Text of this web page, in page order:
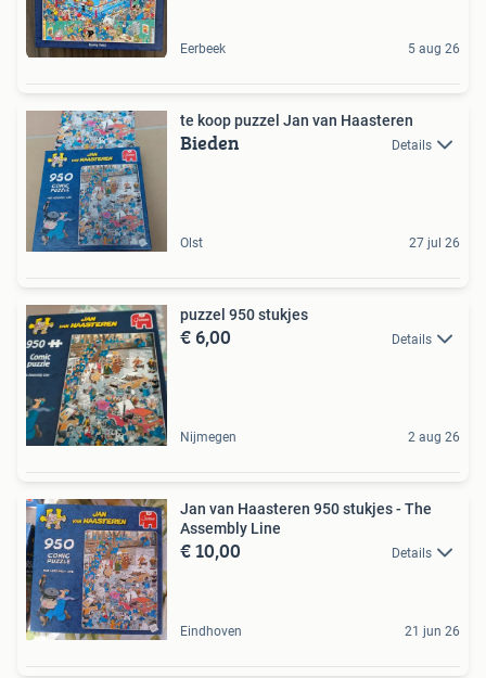
Eerbeek 5 aug 26
te koop puzzel Jan van Haasteren
Bieden Details
Olst 27 jul 26
puzzel 950 stukjes
€ 6,00 Details
Nijmegen 2 aug 26
Jan van Haasteren 950 stukjes - The
Assembly Line
€ 10,00 Details
Eindhoven 21 jun 26